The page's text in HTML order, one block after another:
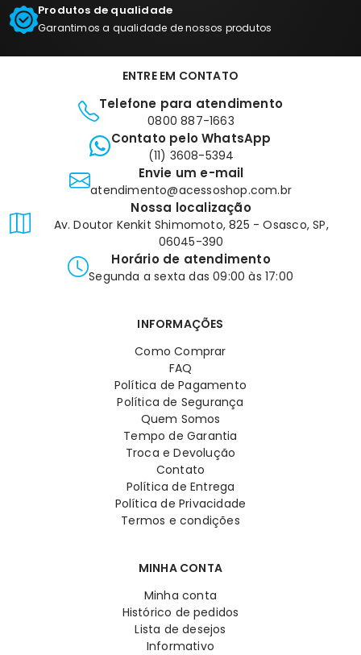
Produtos de qualidade
Garantimos a qualidade de nossos produtos
ENTRE EM CONTATO
Telefone para atendimento
0800 887-1663
Contato pelo WhatsApp
(11) 3608-5394
Envie um e-mail
atendimento@acessoshop.com.br
Nossa localização
Av. Doutor Kenkit Shimomoto, 825 - Osasco, SP,
06045-390
Horário de atendimento
Segunda a sexta das 09:00 às 17:00
INFORMAÇÕES
Como Comprar
FAQ
Política de Pagamento
Política de Segurança
Quem Somos
Tempo de Garantia
Troca e Devolução
Contato
Política de Entrega
Política de Privacidade
Termos e condições
MINHA CONTA
Minha conta
Histórico de pedidos
Lista de desejos
Informativo